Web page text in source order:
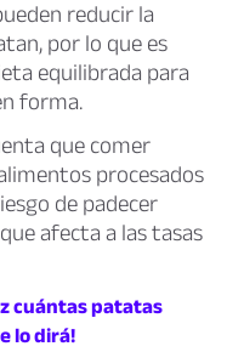
reducir la
por lo que es
equilibrada para
forma.
que comer
procesados
de padecer
afecta a las tasas
cuántas patatas
lo dirá!